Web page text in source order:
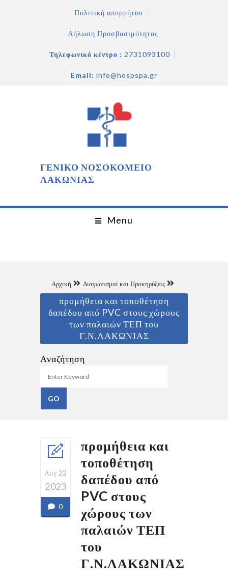
Πολιτική απορρήτου
Δήλωση Προσβασιμότητας
Τηλεφωνικό κέντρο : 2731093100
Email: info@hospspa.gr
ΓΕΝΙΚΟ ΝΟΣΟΚΟΜΕΙΟ
ΛΑΚΩΝΙΑΣ
Menu
Αρχική Διαγωνισμοί και Προκηρύξεις
προμήθεια και τοποθέτηση
δαπέδου από PVC στους χώρους
των παλαιών ΤΕΠ του
Γ.Ν.ΛΑΚΩΝΙΑΣ
Αναζήτηση
Αυγ 22
2023
0
προμήθεια και
τοποθέτηση
δαπέδου από
PVC στους
χώρους των
παλαιών ΤΕΠ
του
Γ.Ν.ΛΑΚΩΝΙΑΣ